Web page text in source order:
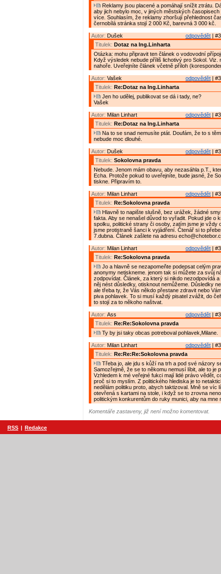
Reklamy jsou placené a pomáhají snížit ztrátu.
aby jich nebylo moc, v jiných městských časopisech
více. Souhlasím, že reklamy zhoršují přehlednost
černobílá stránka stojí 2 000 Kč, barevná 3 000 kč.
odpovědět |
Autor: Dušek
Titulek: Dotaz na Ing.Linharta
Otázka: mohu připravit ten článek o vodovodní
Když výsledek nebude příliš lichotivý pro Sokol. Viz.
nahoře. Uveřejníte článek včetně příloh
odpovědět |
Autor: Vašek
Titulek: Re:Dotaz na Ing.Linharta
Jen ho udělej, publikovat se dá i tady, ne?
Vašek
odpovědět |
Autor: Milan Linhart
Titulek: Re:Dotaz na Ing.Linharta
Na to se snad nemusíte ptát. Doufám, že to s
nebude moc dlouhé.
odpovědět |
Autor: Dušek
Titulek: Sokolovna pravda
Nebude. Jenom mám obavu, aby nezasáhla p.T.,
Echa. Protože pokud to uveřejníte, bude jasné, že
tiskne. Připravím to.
odpovědět |
Autor: Milan Linhart
Titulek: Re:Sokolovna pravda
Hlavně to napište slušně, bez urážek, žádné
fakta. Aby se nenašel důvod to vyřadit. Pokud jde o
spolku, politické strany či osoby, zatím jsme je vždy
jsme protistraně šanci k vyjádření. Čtenář si to
7.dubna. Článek zašlete na adresu
odpovědět |
Autor: Milan Linhart
Titulek: Re:Sokolovna pravda
Jo a hlavně se nezapomeňte podepsat celým
anonymy netiskneme. jenom tak si můžete za svůj
zodpovídat. Článek, za který si nikdo nezodpovídá
něj nést důsledky, otisknout nemůžeme. Důsledky
ale třeba ty, že Vás někdo přestane zdravit nebo
piva pohlavek. To si musí každý pisatel zvážit, do
to stojí za to někoho naštvat.
odpovědět |
Autor: Ass
Titulek: Re:Re:Sokolovna pravda
Ty by jsi taky obcas potreboval pohlavek,Milane.
odpovědět |
Autor: Milan Linhart
Titulek: Re:Re:Re:Sokolovna pravda
Třeba jo, ale jdu s kůží na trh a pod své názory
Samozřejmě, že se to někomu nemusí líbit, ale to je
Vzhledem k mé veřejné fukci mají lidé právo vědět,
proč si to myslím. Z politického hlediska je to
nedělám politiku proto, abych taktizoval. Mně se víc
otevřená s kartami na stole, i když se to zrovna
politickým konkurentům do ruky munici, aby na mne
Komentáře zastaveny, již není možno komentovat.
RSS | Redakce